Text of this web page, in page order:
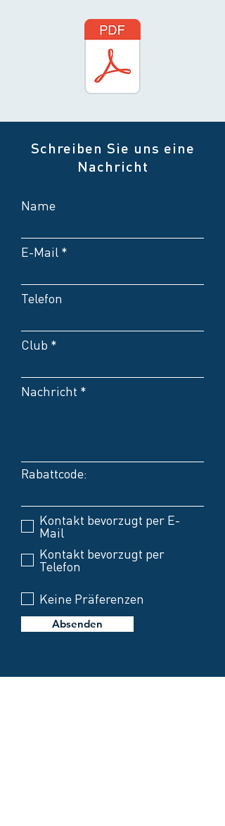
Schreiben Sie uns eine
Nachricht
Name
E-Mail
Telefon
Club
Nachricht
Rabattcode:
Kontakt bevorzugt per E-
Mail
Kontakt bevorzugt per
Telefon
Keine Präferenzen
Absenden